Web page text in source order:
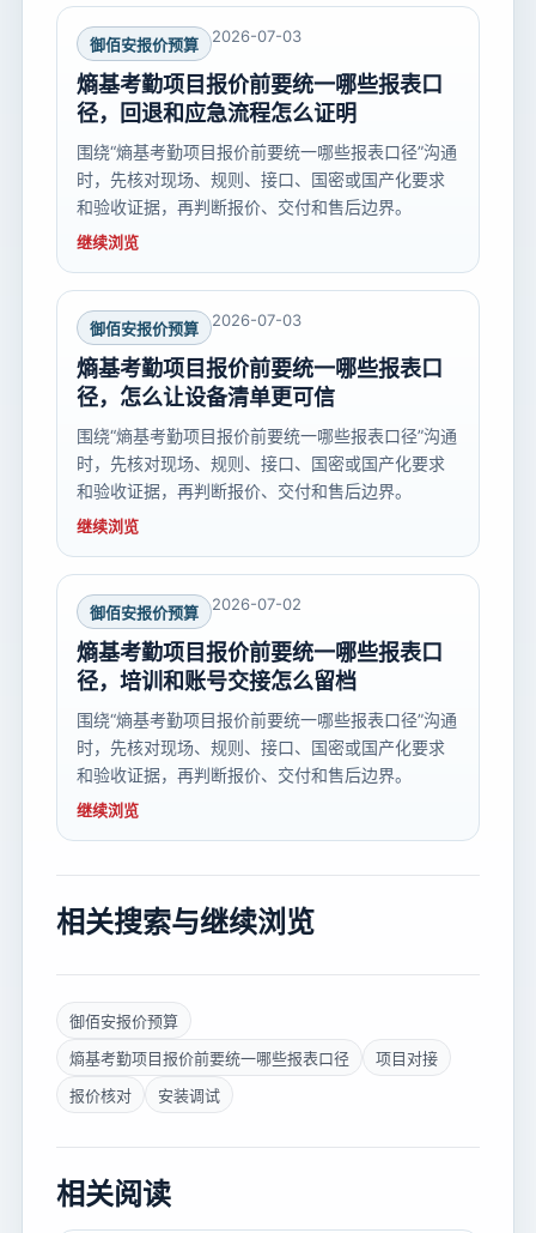
御佰安报价预算 2026-07-03
熵基考勤项目报价前要统一哪些报表口
径，回退和应急流程怎么证明
围绕“熵基考勤项目报价前要统一哪些报表口径”沟通
时，先核对现场、规则、接口、国密或国产化要求
和验收证据，再判断报价、交付和售后边界。
继续浏览
御佰安报价预算 2026-07-03
熵基考勤项目报价前要统一哪些报表口
径，怎么让设备清单更可信
围绕“熵基考勤项目报价前要统一哪些报表口径”沟通
时，先核对现场、规则、接口、国密或国产化要求
和验收证据，再判断报价、交付和售后边界。
继续浏览
御佰安报价预算 2026-07-02
熵基考勤项目报价前要统一哪些报表口
径，培训和账号交接怎么留档
围绕“熵基考勤项目报价前要统一哪些报表口径”沟通
时，先核对现场、规则、接口、国密或国产化要求
和验收证据，再判断报价、交付和售后边界。
继续浏览
相关搜索与继续浏览
御佰安报价预算
熵基考勤项目报价前要统一哪些报表口径
项目对接
报价核对
安装调试
相关阅读